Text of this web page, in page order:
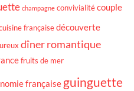
champagne convivialitécouple
françaisedécouverte
dîner romantique
fruits de mer
française guinguette